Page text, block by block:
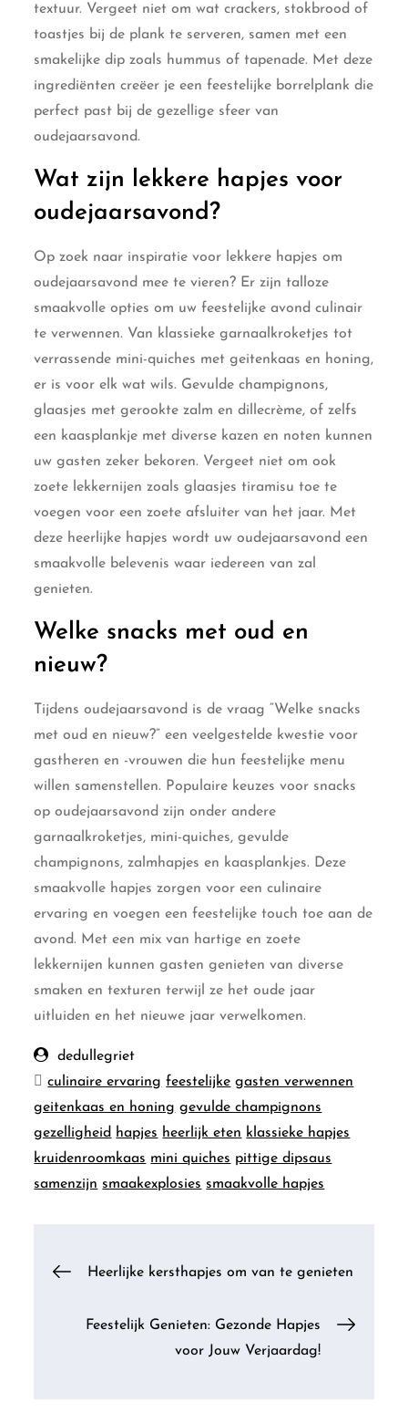
textuur. Vergeet niet om wat crackers, stokbrood of
toastjes bij de plank te serveren, samen met een
smakelijke dip zoals hummus of tapenade. Met deze
ingrediënten creëer je een feestelijke borrelplank die
perfect past bij de gezellige sfeer van
oudejaarsavond.
Wat zijn lekkere hapjes voor
oudejaarsavond?
Op zoek naar inspiratie voor lekkere hapjes om
oudejaarsavond mee te vieren? Er zijn talloze
smaakvolle opties om uw feestelijke avond culinair
te verwennen. Van klassieke garnaalkroketjes tot
verrassende mini-quiches met geitenkaas en honing,
er is voor elk wat wils. Gevulde champignons,
glaasjes met gerookte zalm en dillecrème, of zelfs
een kaasplankje met diverse kazen en noten kunnen
uw gasten zeker bekoren. Vergeet niet om ook
zoete lekkernijen zoals glaasjes tiramisu toe te
voegen voor een zoete afsluiter van het jaar. Met
deze heerlijke hapjes wordt uw oudejaarsavond een
smaakvolle belevenis waar iedereen van zal
genieten.
Welke snacks met oud en
nieuw?
Tijdens oudejaarsavond is de vraag “Welke snacks
met oud en nieuw?” een veelgestelde kwestie voor
gastheren en -vrouwen die hun feestelijke menu
willen samenstellen. Populaire keuzes voor snacks
op oudejaarsavond zijn onder andere
garnaalkroketjes, mini-quiches, gevulde
champignons, zalmhapjes en kaasplankjes. Deze
smaakvolle hapjes zorgen voor een culinaire
ervaring en voegen een feestelijke touch toe aan de
avond. Met een mix van hartige en zoete
lekkernijen kunnen gasten genieten van diverse
smaken en texturen terwijl ze het oude jaar
uitluiden en het nieuwe jaar verwelkomen.
dedullegriet
culinaire ervaring feestelijke gasten verwennen
geitenkaas en honing gevulde champignons
gezelligheid hapjes heerlijk eten klassieke hapjes
kruidenroomkaas mini quiches pittige dipsaus
samenzijn smaakexplosies smaakvolle hapjes
Berichtnavigatie
Heerlijke kersthapjes om van te genieten
Feestelijk Genieten: Gezonde Hapjes
voor Jouw Verjaardag!